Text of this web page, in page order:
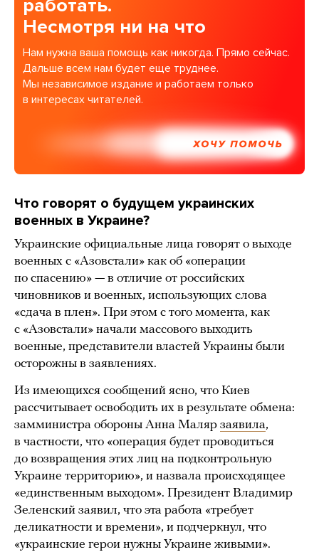
работать.
Несмотря ни на что
Нам нужна ваша помощь как никогда. Прямо сейчас.
Дальше всем нам будет еще труднее.
Мы независимое издание и работаем только
в интересах читателей.
ХОЧУ ПОМОЧЬ
Что говорят о будущем украинских
военных в Украине?
Украинские официальные лица говорят о выходе
военных с «Азовстали» как об «операции
по спасению» — в отличие от российских
чиновников и военных, использующих слова
«сдача в плен». При этом с того момента, как
с «Азовстали» начали массового выходить
военные, представители властей Украины были
осторожны в заявлениях.
Из имеющихся сообщений ясно, что Киев
рассчитывает освободить их в результате обмена:
замминистра обороны Анна Маляр заявила,
в частности, что «операция будет проводиться
до возвращения этих лиц на подконтрольную
Украине территорию», и назвала происходящее
«единственным выходом». Президент Владимир
Зеленский заявил, что эта работа «требует
деликатности и времени», и подчеркнул, что
«украинские герои нужны Украине живыми».